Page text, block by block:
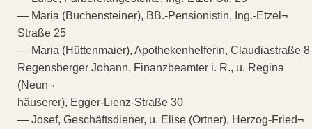
— Maria (Buchensteiner), BB.-Pensionistin, Ing.-Etzel¬
Straße 25
— Maria (Hüttenmaier), Apothekenhelferin, Claudiastraße 8
Regensberger Johann, Finanzbeamter i. R., u. Regina
(Neun¬
häuserer), Egger-Lienz-Straße 30
— Josef, Geschäftsdiener, u. Elise (Ortner), Herzog-Fried¬